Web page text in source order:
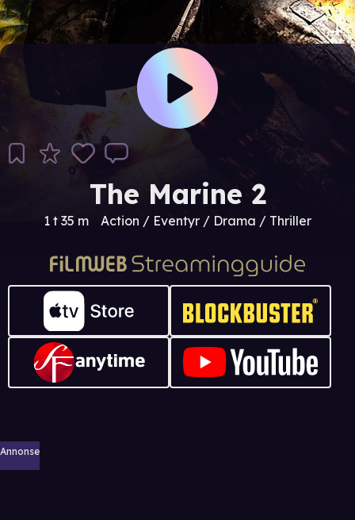
The Marine 2
1 t 35 m Action / Eventyr / Drama / Thriller
Annonse